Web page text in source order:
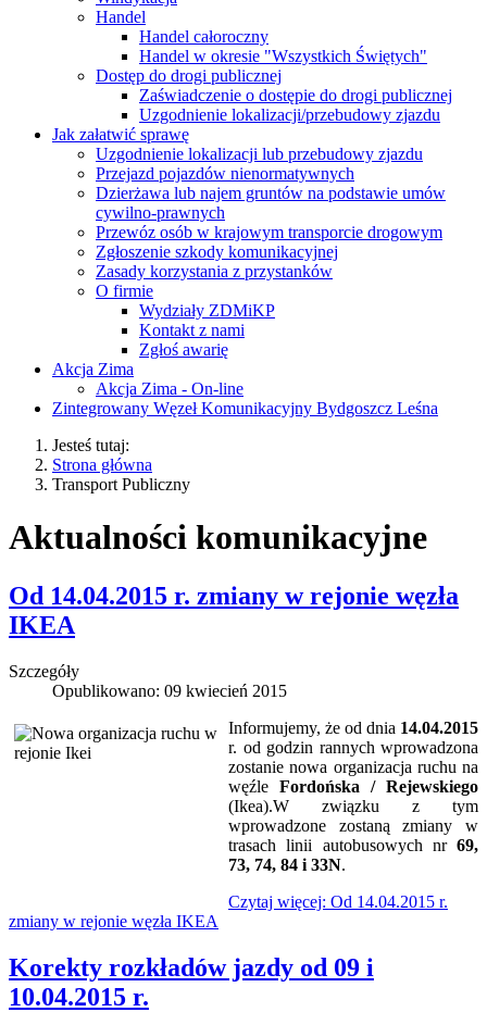
Handel
Handel całoroczny
Handel w okresie "Wszystkich Świętych"
Dostęp do drogi publicznej
Zaświadczenie o dostępie do drogi publicznej
Uzgodnienie lokalizacji/przebudowy zjazdu
Jak załatwić sprawę
Uzgodnienie lokalizacji lub przebudowy zjazdu
Przejazd pojazdów nienormatywnych
Dzierżawa lub najem gruntów na podstawie umów
cywilno-prawnych
Przewóz osób w krajowym transporcie drogowym
Zgłoszenie szkody komunikacyjnej
Zasady korzystania z przystanków
O firmie
Wydziały ZDMiKP
Kontakt z nami
Zgłoś awarię
Akcja Zima
Akcja Zima - On-line
Zintegrowany Węzeł Komunikacyjny Bydgoszcz Leśna
Jesteś tutaj:
Strona główna
Transport Publiczny
Aktualności komunikacyjne
Od 14.04.2015 r. zmiany w rejonie węzła
IKEA
Szczegóły
Opublikowano: 09 kwiecień 2015
Informujemy, że od dnia 14.04.2015
r. od godzin rannych wprowadzona
zostanie nowa organizacja ruchu na
węźle Fordońska / Rejewskiego
(Ikea).W związku z tym
wprowadzone zostaną zmiany w
trasach linii autobusowych nr 69,
73, 74, 84 i 33N.
Czytaj więcej: Od 14.04.2015 r.
zmiany w rejonie węzła IKEA
Korekty rozkładów jazdy od 09 i
10.04.2015 r.